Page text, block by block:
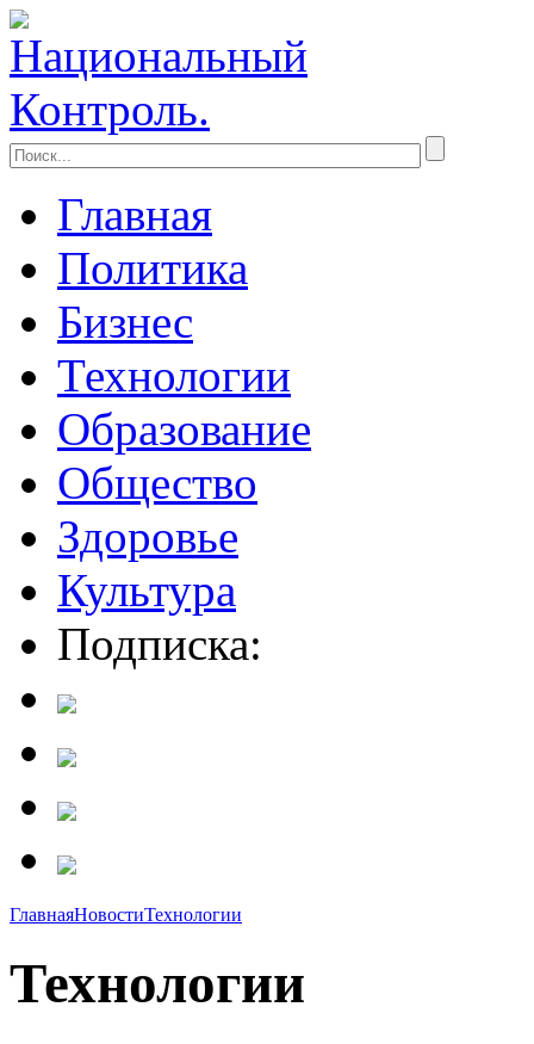
Главная
Политика
Бизнес
Технологии
Образование
Общество
Здоровье
Культура
Подписка:
ГлавнаяНовостиТехнологии
Технологии